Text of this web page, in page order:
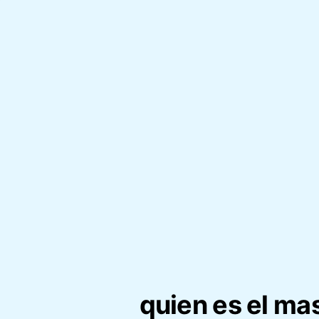
quien es el